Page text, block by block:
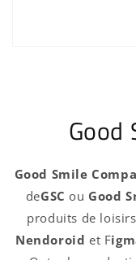
Good
Good Smile
deGSCou Good
produits de
Nendoroid et F